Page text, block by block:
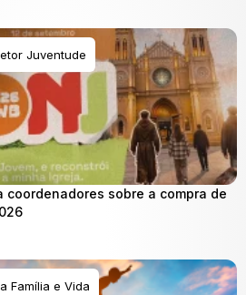
Juventude
sobre a compra de
Família e Vida